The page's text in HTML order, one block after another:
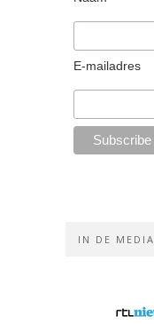
E-mailadres
IN DE MEDIA